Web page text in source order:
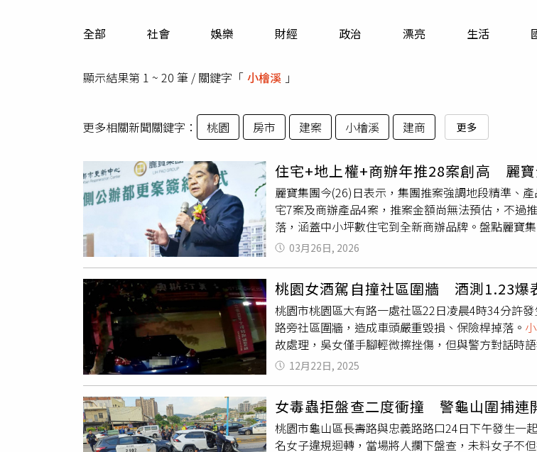
運勢
全部 社會 娛樂 財經 政治 漂亮 生活
顯示結果第 1 ~ 20 筆 / 關鍵字「 小檜溪 」
更多相關新聞關鍵字： 桃園 房市 建案 小檜溪 建商 更多
住宅+地上權+商辦年推28案創高 麗
麗寶集團今(26)日表示，集團推案強調地段精準、
宅7案及商辦產品4案，推案金額尚無法預估，不過
落，涵蓋中小坪數住宅到全新商辦品牌。盤點麗寶
通車的淡江大橋，鵬程建設及麗源建設今年都將推
春成建設推千坪基地「春城新港灣」，建義建設
地上權案共推有７案，圖為桃園
栗站，受台積電、聯發科銅鑼科學園區設廠帶動；
與集合住宅。台中梧棲「微笑日出」受惠台中港與
族。麗寶集團近年也積極搶標國有土地，今年策略
個地上權建案，以「買房不買地」的經濟學模式，
出「首學杭州」，鵬程建設則在濟南路與臨沂街交
一案同樣是地上權案的新北土城「福容雙捷A+」
案，也將落成地上11層、15~33坪共205戶，瞄準高
－霞慕尼」與「麗寶悅榕」，麗源建設則有「好風
良昱建設聯手打造，主打輕負擔住美景。新莊副都
03月26日, 2026
桃園女酒駕自撞社區圍牆 酒測1.23爆
桃園市桃園區大有路一處社區22日凌晨4時34分許
路旁社區圍牆，造成車頭嚴重毀損、保險桿掉落。
故處理，吳女僅手腳輕微擦挫傷，但與警方對話時
了解，吳女與友人聚會飲酒，結束後先載友人回家
重超標。全案依公共危險罪嫌移送偵辦。警方呼
命安全。◎喝酒勿開車！飲酒過量，有害健康，未滿
12月22日, 2025
女毒蟲拒盤查二度衝撞 警龜山圍捕連
桃園市龜山區長壽路與忠義路路口24日下午發生一
名女子違規迴轉，當場將人攔下盤查，未料女子不